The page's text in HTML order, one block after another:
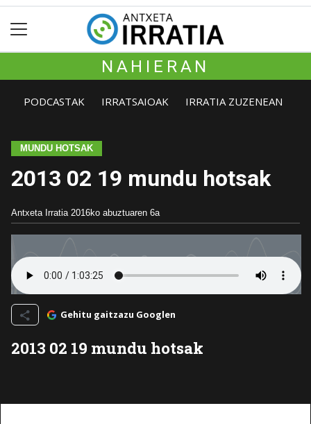
NAHIERAN
PODCASTAK IRRATSAIOAK IRRATIA ZUZENEAN
MUNDU HOTSAK
2013 02 19 mundu hotsak
Antxeta Irratia 2016ko abuztuaren 6a
Gehitu gaitzazu Googlen
2013 02 19 mundu hotsak